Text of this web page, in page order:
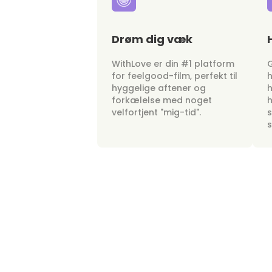
Drøm dig væk
WithLove er din #1 platform
for feelgood-film, perfekt til
hyggelige aftener og
forkælelse med noget
velfortjent "mig-tid".